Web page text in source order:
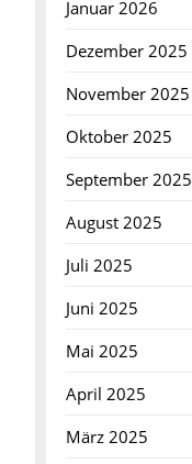
Januar 2026
Dezember 2025
November 2025
Oktober 2025
September 2025
August 2025
Juli 2025
Juni 2025
Mai 2025
April 2025
März 2025